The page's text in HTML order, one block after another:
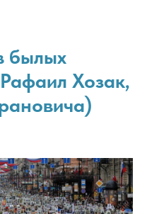
былых
Хозак,